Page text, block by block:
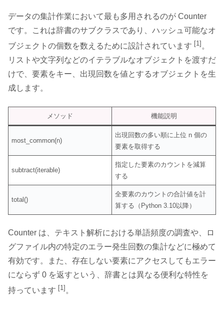
データの集計作業において最も多用されるのが Counter
です。これは辞書のサブクラスであり、ハッシュ可能なオ
ブジェクトの個数を数えるために設計されています [1] 。
リストや文字列などのイテラブルなオブジェクトを渡すだ
けで、要素をキー、出現回数を値とするオブジェクトを生
成します。
メソッド 機能説明
most_common(n)
出現回数の多い順に上位 n 個の
要素を取得する
subtract(iterable)
指定した要素のカウントを減算
する
total()
全要素のカウントの合計値を計
算する（Python 3.10以降）
Counter は、テキスト解析における単語頻度の調査や、ロ
グファイル内の特定のエラー発生回数の集計などに極めて
有効です。また、存在しない要素にアクセスしてもエラー
にならず 0 を返すという、辞書とは異なる便利な特性を
持っています [1] 。